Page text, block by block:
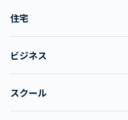
住宅
ビジネス
スクール